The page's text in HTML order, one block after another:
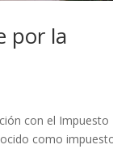
por la
con el Impuesto
como